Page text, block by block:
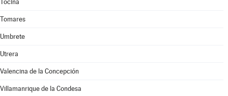
Tocina
Tomares
Umbrete
Utrera
Valencina de la Concepción
Villamanrique de la Condesa